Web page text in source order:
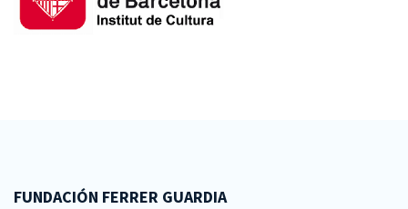
FUNDACIÓN FERRER GUARDIA